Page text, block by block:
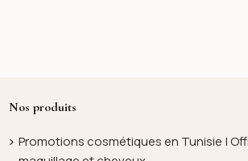
Nos produits
Promotions cosmétiques en Tunisie |